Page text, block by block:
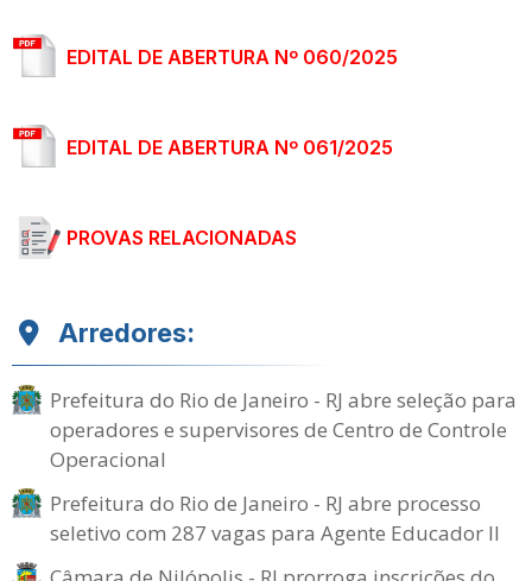
EDITAL DE ABERTURA Nº 060/2025
EDITAL DE ABERTURA Nº 061/2025
PROVAS RELACIONADAS
Arredores:
Prefeitura do Rio de Janeiro - RJ abre seleção para
operadores e supervisores de Centro de Controle
Operacional
Prefeitura do Rio de Janeiro - RJ abre processo
seletivo com 287 vagas para Agente Educador II